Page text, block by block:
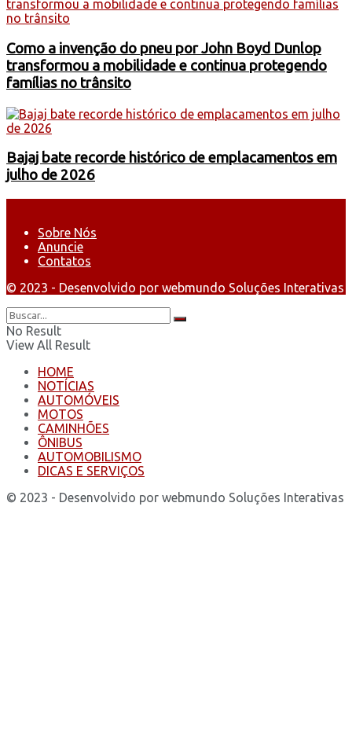
Como a invenção do pneu por John Boyd Dunlop
transformou a mobilidade e continua protegendo
famílias no trânsito
Bajaj bate recorde histórico de emplacamentos em
julho de 2026
Sobre Nós
Anuncie
Contatos
© 2023 - Desenvolvido por webmundo Soluções Interativas
No Result
View All Result
HOME
NOTÍCIAS
AUTOMÓVEIS
MOTOS
CAMINHÕES
ÔNIBUS
AUTOMOBILISMO
DICAS E SERVIÇOS
© 2023 - Desenvolvido por webmundo Soluções Interativas